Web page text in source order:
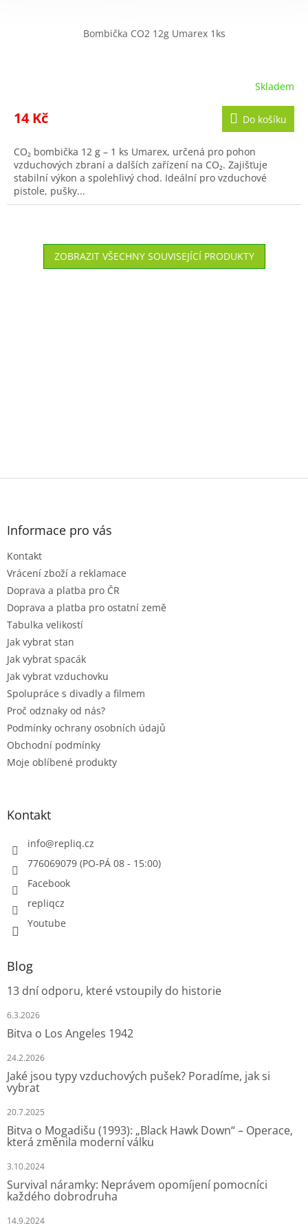
Bombička CO2 12g Umarex 1ks
produktu
je
z
5
hvězdiček.
Skladem
14 Kč Do košíku
CO₂ bombička 12 g – 1 ks Umarex, určená pro pohon
vzduchových zbraní a dalších zařízení na CO₂. Zajišťuje
stabilní výkon a spolehlivý chod. Ideální pro vzduchové
pistole, pušky...
ZOBRAZIT VŠECHNY SOUVISEJÍCÍ PRODUKTY
Z
Informace pro vás
Kontakt
Vrácení zboží a reklamace
Doprava a platba pro ČR
Doprava a platba pro ostatní země
Tabulka velikostí
Jak vybrat stan
Jak vybrat spacák
Jak vybrat vzduchovku
Spolupráce s divadly a filmem
Proč odznaky od nás?
Podmínky ochrany osobních údajů
Obchodní podmínky
Moje oblíbené produkty
Kontakt
info@repliq.cz
776069079 (PO-PÁ 08 - 15:00)
Facebook
repliqcz
Youtube
Blog
13 dní odporu, které vstoupily do historie
6.3.2026
Bitva o Los Angeles 1942
24.2.2026
Jaké jsou typy vzduchových pušek? Poradíme, jak si
vybrat
20.7.2025
Bitva o Mogadišu (1993): „Black Hawk Down“ – Operace,
která změnila moderní válku
3.10.2024
Survival náramky: Neprávem opomíjení pomocníci
každého dobrodruha
14.9.2024